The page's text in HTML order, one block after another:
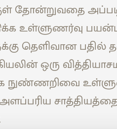
தோன்றுவதை
உள்ளுணர்வு
தெளிவான பதில்
ஒரு
நுண்ணறிவை